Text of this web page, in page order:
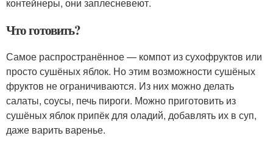
Что готовить?
Самое распространённое — компот из сухофруктов или
просто сушёных яблок. Но этим возможности сушёных
фруктов не ограничиваются. Из них можно делать
салаты, соусы, печь пироги. Можно приготовить из
сушёных яблок припёк для оладий, добавлять их в суп,
даже варить варенье.